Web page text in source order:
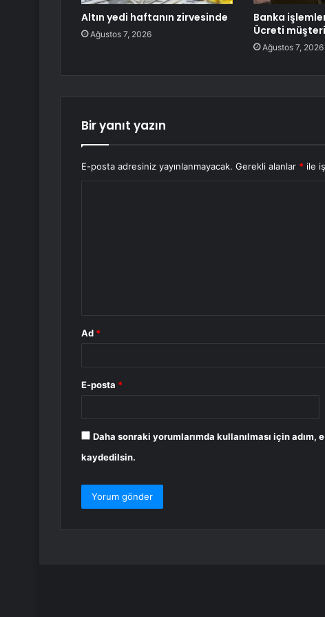
Altın yedi haftanın zirvesinde
Ağustos 7, 2026
Banka
Ücreti
Ağustos 7, 2026
Bir yanıt yazın
E-posta adresiniz yayınlanmayacak. Gerekli alanlar * ile
Ad *
E-posta *
Daha sonraki yorumlarımda kullanılması için
kaydedilsin.